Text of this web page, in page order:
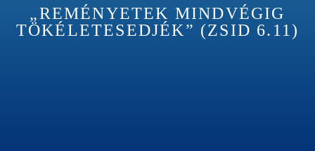
„REMÉNYETEK MINDVÉGIG
TÖKÉLETESEDJÉK” (ZSID 6.11)